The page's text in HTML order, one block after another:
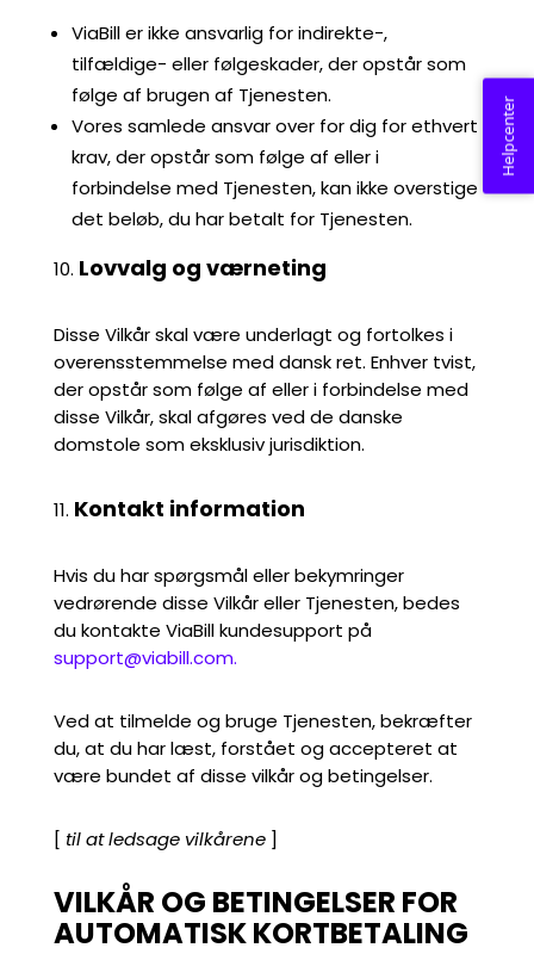
ViaBill er ikke ansvarlig for indirekte-,
tilfældige- eller følgeskader, der opstår som
følge af brugen af Tjenesten.
Vores samlede ansvar over for dig for ethvert
krav, der opstår som følge af eller i
forbindelse med Tjenesten, kan ikke overstige
det beløb, du har betalt for Tjenesten.
Lovvalg og værneting
Disse Vilkår skal være underlagt og fortolkes i
overensstemmelse med dansk ret. Enhver tvist,
der opstår som følge af eller i forbindelse med
disse Vilkår, skal afgøres ved de danske
domstole som eksklusiv jurisdiktion.
Kontakt information
Hvis du har spørgsmål eller bekymringer
vedrørende disse Vilkår eller Tjenesten, bedes
du kontakte ViaBill kundesupport på
support@viabill.com.
Ved at tilmelde og bruge Tjenesten, bekræfter
du, at du har læst, forstået og accepteret at
være bundet af disse vilkår og betingelser.
[ til at ledsage vilkårene ]
VILKÅR OG BETINGELSER FOR
AUTOMATISK KORTBETALING
Helpcenter